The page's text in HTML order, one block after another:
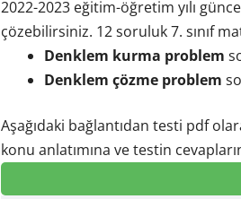
2022-2023 eğitim-öğretim yılı
çözebilirsiniz. 12 soruluk 7. sınıf
Denklem kurma problem
Denklem çözme problem
Aşağıdaki bağlantıdan testi pdf
konu anlatımına ve testin